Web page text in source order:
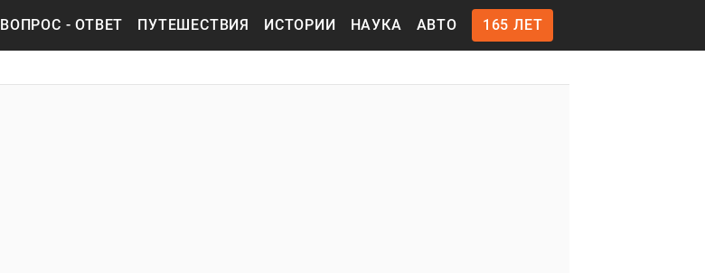
ВОПРОС - ОТВЕТ ПУТЕШЕСТВИЯ ИСТОРИИ НАУКА АВТО 165 ЛЕТ